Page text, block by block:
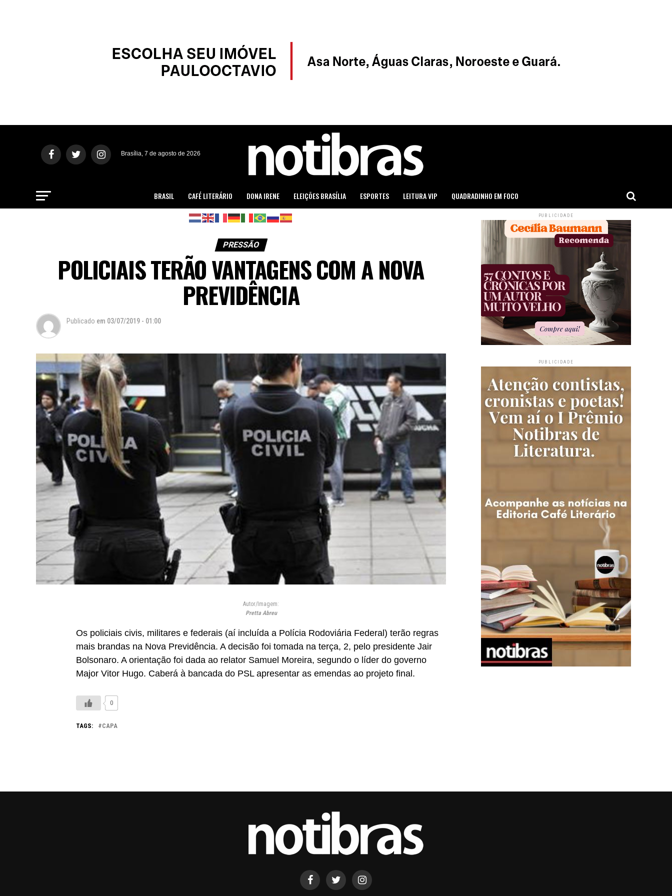
Brasília, 7 de agosto de 2026
BRASIL CAFÉ LITERÁRIO DONA IRENE ELEIÇÕES BRASÍLIA ESPORTES LEITURA VIP QUADRADINHO EM FOCO
PRESSÃO
POLICIAIS TERÃO VANTAGENS COM A NOVA
PREVIDÊNCIA
Publicado em 03/07/2019 - 01:00
Autor/Imagem:
Pretta Abreu
Os policiais civis, militares e federais (aí incluída a Polícia Rodoviária Federal) terão regras
mais brandas na Nova Previdência. A decisão foi tomada na terça, 2, pelo presidente Jair
Bolsonaro. A orientação foi dada ao relator Samuel Moreira, segundo o líder do governo
Major Vitor Hugo. Caberá à bancada do PSL apresentar as emendas ao projeto final.
0
TAGS: CAPA
PUBLICIDADE
PUBLICIDADE